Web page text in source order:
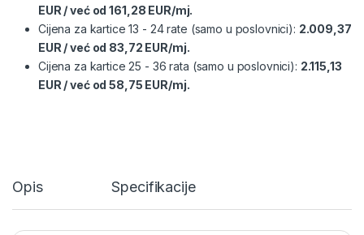
EUR /već od161,28 EUR/mj.
Cijena za kartice 13 - 24 rate (samo u poslovnici): 2.009,37
EUR /već od 83,72 EUR/mj.
Cijena za kartice 25 - 36 rata (samo u poslovnici): 2.115,13
EUR /već od58,75 EUR/mj.
Opis Specifikacije